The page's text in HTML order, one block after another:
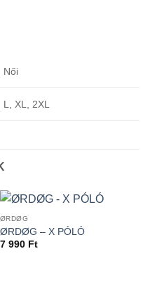
Női
L, XL, 2XL
ØRDØG
ØRDØG – X PÓLÓ
7 990 Ft